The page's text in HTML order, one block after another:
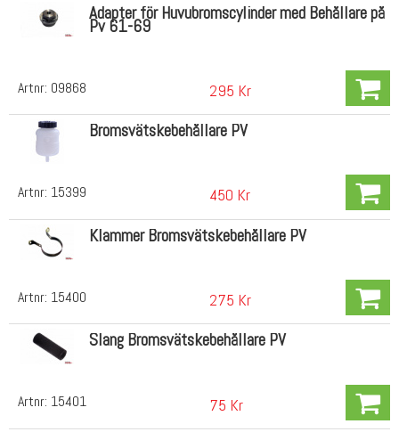
Artnr: 09868
Adapter för Huvubromscylinder med Behållare på
Pv 61-69
295 Kr
Artnr: 15399
Bromsvätskebehållare PV
450 Kr
Artnr: 15400
Klammer Bromsvätskebehållare PV
275 Kr
Artnr: 15401
Slang Bromsvätskebehållare PV
75 Kr